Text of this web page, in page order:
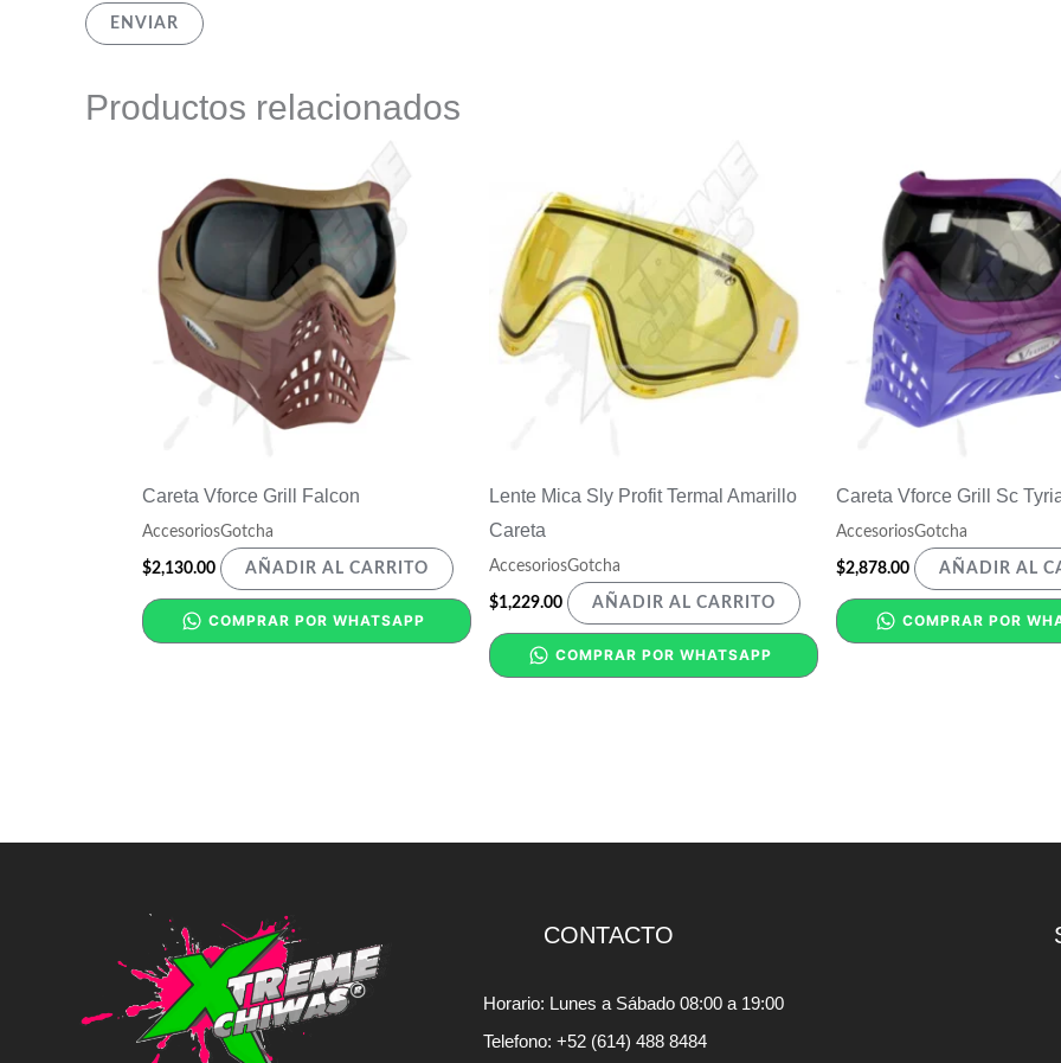
Productos relacionados
Careta Vforce Grill Falcon
AccesoriosGotcha
$2,130.00 AÑADIR AL CARRITO
COMPRAR POR WHATSAPP
Lente Mica Sly Profit Termal Amarillo
Careta
AccesoriosGotcha
$1,229.00 AÑADIR AL CARRITO
COMPRAR POR WHATSAPP
Careta Vforce Grill Sc
AccesoriosGotcha
$2,878.00 AÑADIR AL
COMPRAR POR
CONTACTO
Horario: Lunes a Sábado 08:00 a 19:00
Telefono: +52 (614) 488 8484